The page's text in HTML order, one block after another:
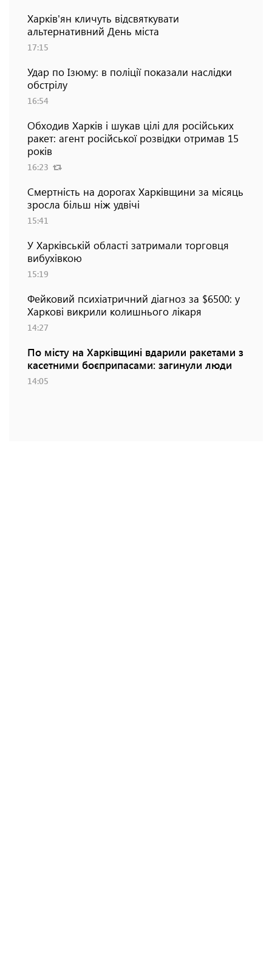
Харків'ян кличуть відсвяткувати
альтернативний День міста
17:15
Удар по Ізюму: в поліції показали наслідки
обстрілу
16:54
Обходив Харків і шукав цілі для російських
ракет: агент російської розвідки отримав 15
років
16:23
Смертність на дорогах Харківщини за місяць
зросла більш ніж удвічі
15:41
У Харківській області затримали торговця
вибухівкою
15:19
Фейковий психіатричний діагноз за $6500: у
Харкові викрили колишнього лікаря
14:27
По місту на Харківщині вдарили ракетами з
касетними боєприпасами: загинули люди
14:05